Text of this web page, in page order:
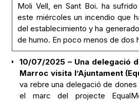
Moli Vell, en Sant Boi. ha
este miércoles un incendio que
del establecimiento y ha
de humo. En poco menos de dos
10/07/2025 – Una delegació
Marroc visita l’Ajuntament
va rebre una delegació de
el marc del projecte